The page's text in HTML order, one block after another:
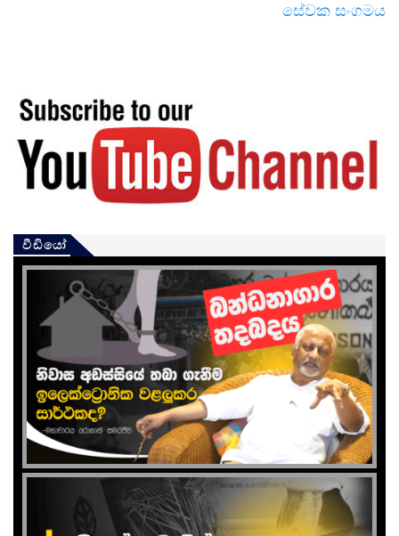
සේවක සංගමය
වීඩියෝ